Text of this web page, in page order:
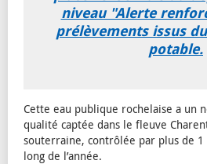
niveau "Alerte
prélèvements issus
potable.
Cette eau publique rochelaise a un
qualité captée dans le fleuve
souterraine, contrôlée par plus de 1
long de l’année.